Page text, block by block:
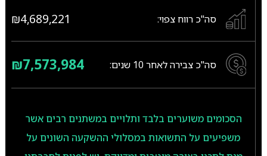
סה"כ רווח צפוי: ₪4,689,221
סה"כ צבירה לאחר 10 שנים: ₪7,573,984
הסכומים משוערים בלבד ותלויים במשתנים רבים אשר
משפיעים על התשואות במסלולי ההשקעה השונים על